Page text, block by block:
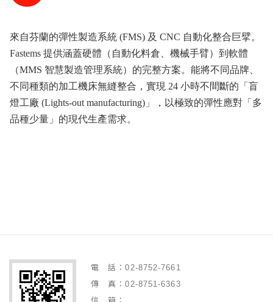
來自芬蘭的彈性製造系統 (FMS) 及 CNC 自動化整合巨擘。
Fastems 提供涵蓋硬體（自動化料倉、機械手臂）到軟體
（MMS 智慧製造管理系統）的完整方案。能將不同品牌、
不同種類的加工機床無縫整合，實現 24 小時不間斷的「盲
燈工廠 (Lights-out manufacturing)」，以極致的彈性應對「多
品種少量」的現代生產需求。
電 話：02-8752-7661
傳 真：02-8751-6363